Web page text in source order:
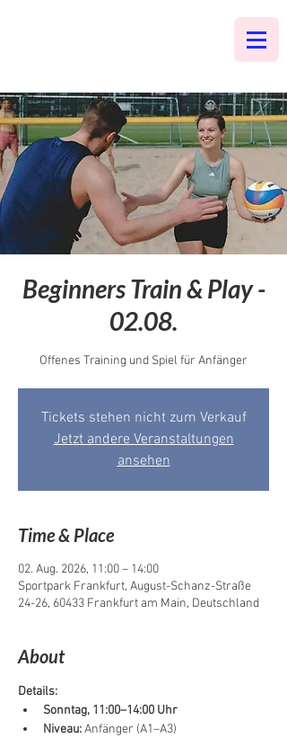
Beginners Train & Play -
02.08.
Offenes Training und Spiel für Anfänger
Tickets stehen nicht zum Verkauf
Jetzt andere Veranstaltungen
ansehen
Time & Place
02. Aug. 2026, 11:00 – 14:00
Sportpark Frankfurt, August-Schanz-Straße
24-26, 60433 Frankfurt am Main, Deutschland
About
Details:
Sonntag, 11:00–14:00 Uhr
Niveau: Anfänger (A1–A3)